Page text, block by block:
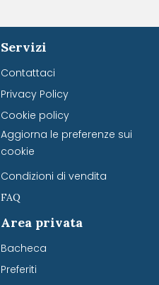
Servizi
Contattaci
Privacy Policy
Cookie policy
Aggiorna le preferenze sui
cookie
Condizioni di vendita
FAQ
Area privata
Bacheca
Preferiti